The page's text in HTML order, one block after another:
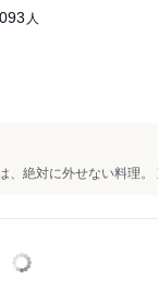
人
、絶対に外せない料理。